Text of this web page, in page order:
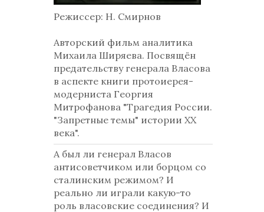
Режиссер: Н. Смирнов
Авторский фильм аналитика
Михаила Ширяева. Посвящён
предательству генерала Власова
в аспекте книги протоиерея-
модерниста Георгия
Митрофанова "Трагедия России.
"Запретные темы" истории ХХ
века".
А был ли генерал Власов
антисоветчиком или борцом со
сталинским режимом? И
реально ли играли какую-то
роль власовские соединения? И